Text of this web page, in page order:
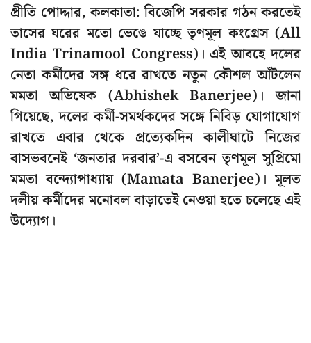
প্রীতি পোদ্দার, কলকাতা: বিজেপি সরকার গঠন করতেই
তাসের ঘরের মতো ভেঙে যাচ্ছে তৃণমূল কংগ্রেস (All
India Trinamool Congress)। এই আবহে দলের
নেতা কর্মীদের সঙ্গ ধরে রাখতে নতুন কৌশল আঁটলেন
মমতা অভিষেক (Abhishek Banerjee)। জানা
গিয়েছে, দলের কর্মী-সমর্থকদের সঙ্গে নিবিড় যোগাযোগ
রাখতে এবার থেকে প্রত্যেকদিন কালীঘাটে নিজের
বাসভবনেই ‘জনতার দরবার’-এ বসবেন তৃণমূল সুপ্রিমো
মমতা বন্দ্যোপাধ্যায় (Mamata Banerjee)। মূলত
দলীয় কর্মীদের মনোবল বাড়াতেই নেওয়া হতে চলেছে এই
উদ্যোগ।